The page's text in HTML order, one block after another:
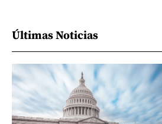
Últimas Noticias